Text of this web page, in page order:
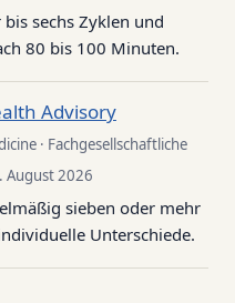
sechs Zyklen und
80 bis 100 Minuten.
Advisory
· Fachgesellschaftliche
August 2026
sieben oder mehr
Unterschiede.